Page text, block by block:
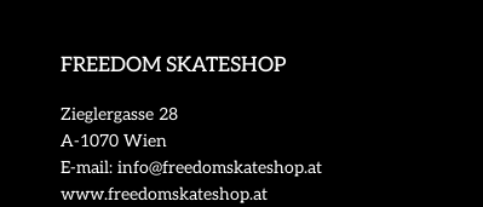
FREEDOM SKATESHOP
Zieglergasse 28
A-1070 Wien
E-mail: info@freedomskateshop.at
www.freedomskateshop.at